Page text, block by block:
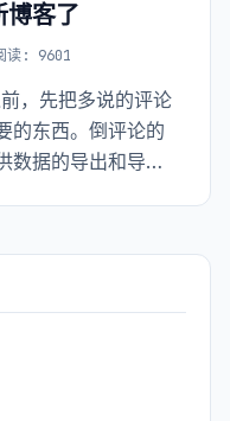
博客了
读: 9601
，先把多说的评论
的东西。倒评论的
数据的导出和导